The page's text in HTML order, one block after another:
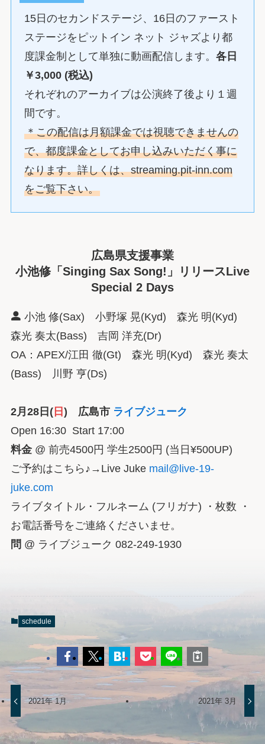
15日のセカンドステージ、16日のファースト
ステージをピットイン ネット ジャズより都
度課金制として単独に動画配信します。各日
￥3,000 (税込)
それぞれのアーカイブは公演終了後より１週
間です。
＊この配信は月額課金では視聴できませんの
で、都度課金としてお申し込みいただく事に
なります。詳しくは、streaming.pit-inn.com
をご覧下さい。
広島県支援事業
小池修「Singing Sax Song!」リリースLive
Special 2 Days
小池 修(Sax) 小野塚 晃(Kyd) 森光 明(Kyd)
森光 奏太(Bass) 吉岡 洋充(Dr)
OA：APEX/江田 徹(Gt) 森光 明(Kyd) 森光 奏太
(Bass) 川野 亨(Ds)
2月28日(日 ) 広島市 ライブジューク
Open 16:30 Start 17:00
料金@ 前売4500円 学生2500円 (当日¥500UP)
ご予約はこちら♪→Live Juke mail@live-19-
juke.com
ライブタイトル・フルネーム (フリガナ) ・枚数 ・
お電話番号をご連絡くださいませ。
問 @ ライブジューク 082-249-1930
schedule
2021年 1月 2021年 3月